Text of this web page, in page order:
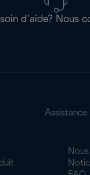
d’aide? Nous
Assistance